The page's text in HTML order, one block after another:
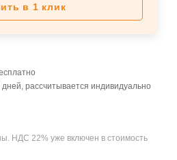
в 1 клик
рассчитывается индивидуально
НДС 22% уже включен в стоимость